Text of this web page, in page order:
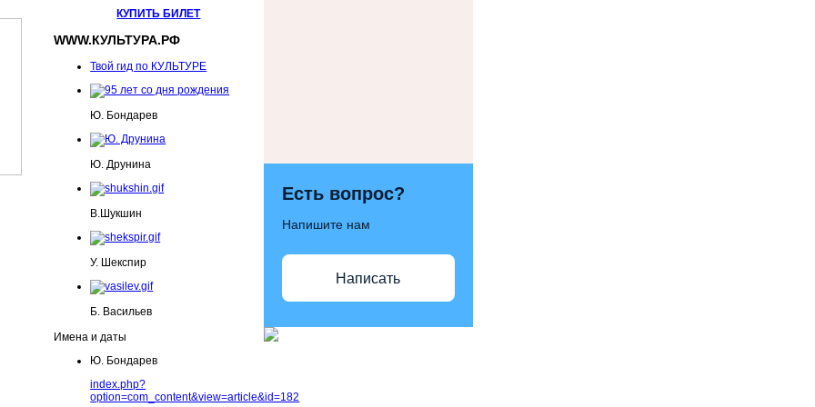
КУПИТЬ БИЛЕТ
WWW.КУЛЬТУРА.РФ
Твой гид по КУЛЬТУРЕ
Ю. Бондарев
Ю. Друнина
В.Шукшин
У. Шекспир
Б. Васильев
Имена и даты
Ю. Бондарев
index.php?
option=com_content&view=article&id=182
Есть вопрос?
Напишите нам
Написать